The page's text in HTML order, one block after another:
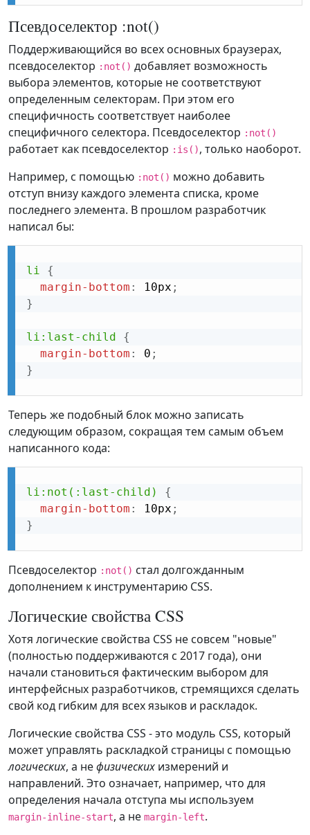
Псевдоселектор :not()
Поддерживающийся во всех основных браузерах,
псевдоселектор :not() добавляет возможность
выбора элементов, которые не соответствуют
определенным селекторам. При этом его
специфичность соответствует наиболее
специфичного селектора. Псевдоселектор :not()
работает как псевдоселектор :is(), только наоборот.
Например, с помощью :not() можно добавить
отступ внизу каждого элемента списка, кроме
последнего элемента. В прошлом разработчик
написал бы:
li
{
margin-bottom : 10px ;
}
li:last-child
{
margin-bottom : 0 ;
}
Теперь же подобный блок можно записать
следующим образом, сокращая тем самым объем
написанного кода:
li:not(:last-child)
{
margin-bottom : 10px ;
}
Псевдоселектор :not() стал долгожданным
дополнением к инструментарию CSS.
Логические свойства CSS
Хотя логические свойства CSS не совсем "новые"
(полностью поддерживаются с 2017 года), они
начали становиться фактическим выбором для
интерфейсных разработчиков, стремящихся сделать
свой код гибким для всех языков и раскладок.
Логические свойства CSS - это модуль CSS, который
может управлять раскладкой страницы с помощью
логических, а нефизических измерений и
направлений. Это означает, например, что для
определения начала отступа мы используем
margin-inline-start, а не margin-left.